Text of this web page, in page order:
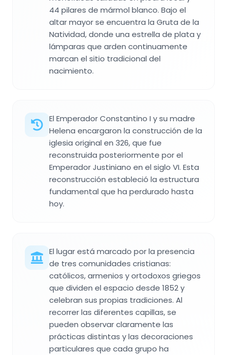
44 pilares de mármol blanco. Bajo el
altar mayor se encuentra la Gruta de la
Natividad, donde una estrella de plata y
lámparas que arden continuamente
marcan el sitio tradicional del
nacimiento.
El Emperador Constantino I y su madre
Helena encargaron la construcción de la
iglesia original en 326, que fue
reconstruida posteriormente por el
Emperador Justiniano en el siglo VI. Esta
reconstrucción estableció la estructura
fundamental que ha perdurado hasta
hoy.
El lugar está marcado por la presencia
de tres comunidades cristianas:
católicos, armenios y ortodoxos griegos
que dividen el espacio desde 1852 y
celebran sus propias tradiciones. Al
recorrer las diferentes capillas, se
pueden observar claramente las
prácticas distintas y las decoraciones
particulares que cada grupo ha